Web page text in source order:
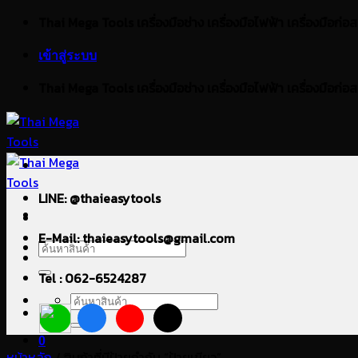
เข้าสู่ระบบ
ค้นหา:
ค้นหา:
0
LINE: @thaieasytools
E-Mail: thaieasytools@gmail.com
Tel : 062-6524287